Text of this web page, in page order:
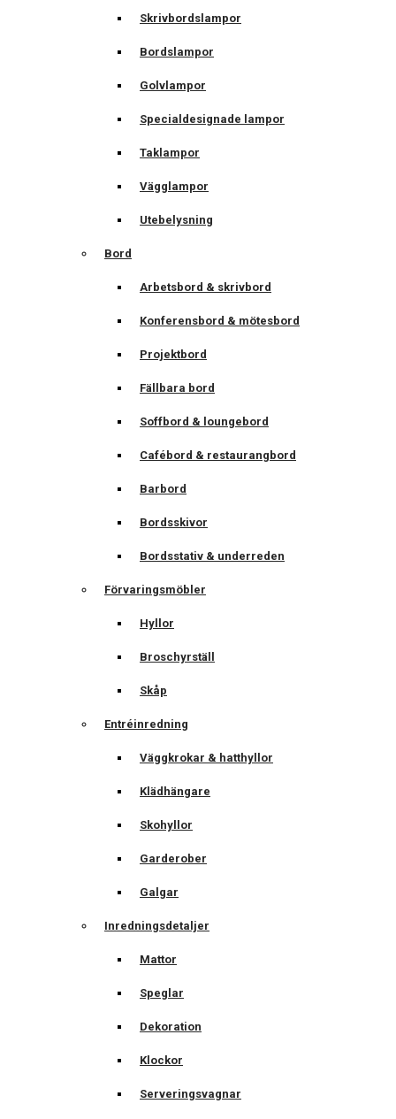
Skrivbordslampor
Bordslampor
Golvlampor
Specialdesignade lampor
Taklampor
Vägglampor
Utebelysning
Bord
Arbetsbord & skrivbord
Konferensbord & mötesbord
Projektbord
Fällbara bord
Soffbord & loungebord
Cafébord & restaurangbord
Barbord
Bordsskivor
Bordsstativ & underreden
Förvaringsmöbler
Hyllor
Broschyrställ
Skåp
Entréinredning
Väggkrokar & hatthyllor
Klädhängare
Skohyllor
Garderober
Galgar
Inredningsdetaljer
Mattor
Speglar
Dekoration
Klockor
Serveringsvagnar